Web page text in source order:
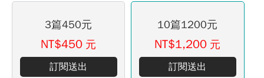
3篇450元
NT$450 元
訂閱送出
10篇1200元
NT$1,200 元
訂閱送出